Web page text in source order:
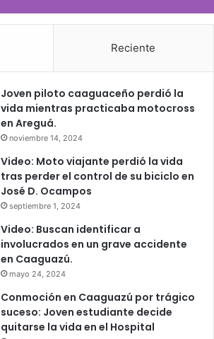
Reciente
Joven piloto caaguaceño perdió la
vida mientras practicaba motocross
en Areguá.
noviembre 14, 2024
Video: Moto viajante perdió la vida
tras perder el control de su biciclo en
José D. Ocampos
septiembre 1, 2024
Video: Buscan identificar a
involucrados en un grave accidente
en Caaguazú.
mayo 24, 2024
Conmoción en Caaguazú por trágico
suceso: Joven estudiante decide
quitarse la vida en el Hospital